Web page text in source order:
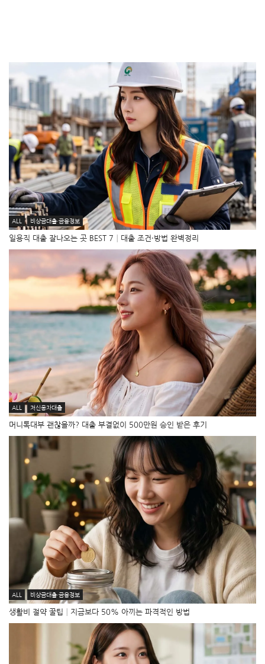
ALL 비상금대출·금융정보
일용직 대출 잘나오는 곳 BEST 7│대출 조건·방법 완벽정리
ALL 저신용자대출
머니톡대부 괜찮을까? 대출 부결없이 500만원 승인 받은 후기
ALL 비상금대출·금융정보
생활비 절약 꿀팁│지금보다 50% 아끼는 파격적인 방법